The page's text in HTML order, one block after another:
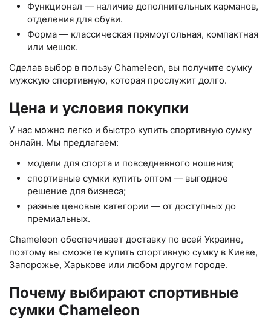
Функционал — наличие дополнительных карманов,
отделения для обуви.
Форма — классическая прямоугольная, компактная
или мешок.
Сделав выбор в пользу Chameleon, вы получите сумку
мужскую спортивную, которая прослужит долго.
Цена и условия покупки
У нас можно легко и быстро купить спортивную сумку
онлайн. Мы предлагаем:
модели для спорта и повседневного ношения;
спортивные сумки купить оптом — выгодное
решение для бизнеса;
разные ценовые категории — от доступных до
премиальных.
Chameleon обеспечивает доставку по всей Украине,
поэтому вы сможете купить спортивную сумку в Киеве,
Запорожье, Харькове или любом другом городе.
Почему выбирают спортивные
сумки Chameleon